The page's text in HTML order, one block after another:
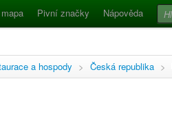
Pivní značky Nápověda
a hospody > Česká republika >